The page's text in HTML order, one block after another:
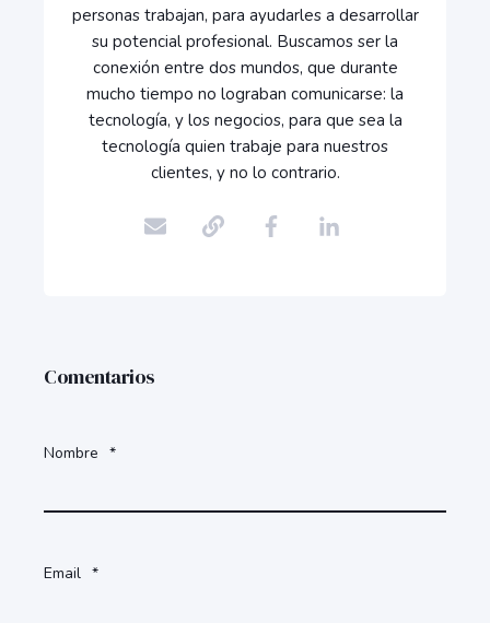
personas trabajan, para ayudarles a desarrollar
su potencial profesional. Buscamos ser la
conexión entre dos mundos, que durante
mucho tiempo no lograban comunicarse: la
tecnología, y los negocios, para que sea la
tecnología quien trabaje para nuestros
clientes, y no lo contrario.
Comentarios
Nombre *
Email *